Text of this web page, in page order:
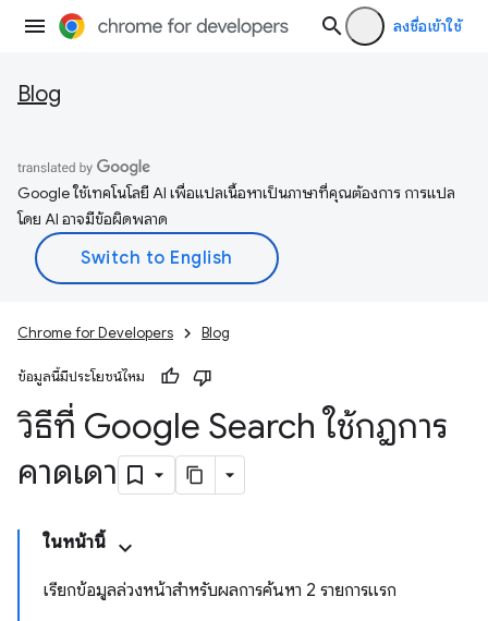
ลงชื่อเข้าใช้
Blog
Google ใช้เทคโนโลยี AI เพื่อแปลเนื้อหาเป็นภาษาที่คุณต้องการ การแปล
โดย AI อาจมีข้อผิดพลาด
Chrome for Developers Blog
ข้อมูลนี้มีประโยชน์ไหม
วิธีที่ Google Search ใช้กฎการ
คาดเดา
ในหน้านี้
เรียกข้อมูลล่วงหน้าสำหรับผลการค้นหา 2 รายการแรก